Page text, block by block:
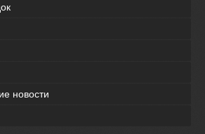
новости